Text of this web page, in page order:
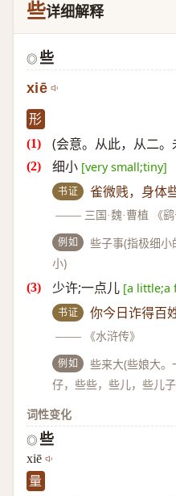
些详细解释
◎ 些
xiē
形
(会意。从此，从二。
细小 [very small;tiny]
书证
雀微贱，身体
—— 三国·魏·曹植 《鹞
例如
些子事(指极细
小)
少许;一点儿 [a little;a
书证
你今日诈得百
——
《水浒传》
例如
些来大(些娘大
仔，些些，些儿，些儿
词性变化
◎ 些
xiē
量